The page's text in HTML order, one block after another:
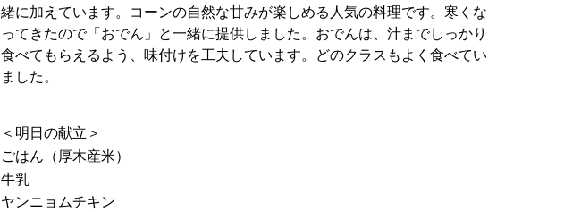
緒に加えています。コーンの自然な甘みが楽しめる人気の料理です。寒くな
ってきたので「おでん」と一緒に提供しました。おでんは、汁までしっかり
食べてもらえるよう、味付けを工夫しています。どのクラスもよく食べてい
ました。
＜明日の献立＞
ごはん（厚木産米）
牛乳
ヤンニョムチキン